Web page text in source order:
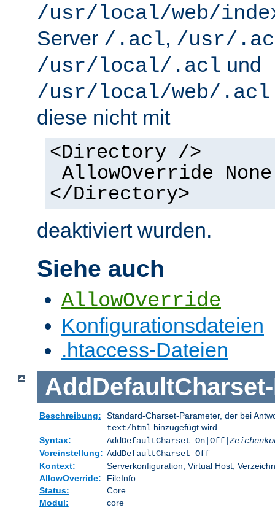
/usr/local/web/
Server /.acl, /usr/
/usr/local/.acl und
/usr/local/web/.acl
diese nicht mit
<Directory />
AllowOverride None
</Directory>
deaktiviert wurden.
Siehe auch
AllowOverride
Konfigurationsdateien
.htaccess-Dateien
AddDefaultCharset-
Beschreibung:
Standard-Charset-Parameter, der bei
text/html hinzugefügt wird
Syntax:
AddDefaultCharset On|Off|
Voreinstellung: AddDefaultCharset Off
Kontext:
Serverkonfiguration, Virtual Host,
AllowOverride:
FileInfo
Status:
Core
Modul:
core